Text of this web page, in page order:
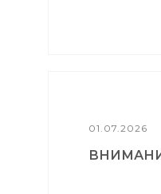
01.07.2026